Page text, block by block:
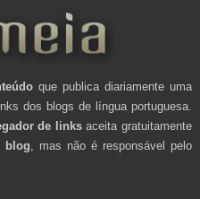
que publica diariamente uma
dos blogs de língua portuguesa.
de linksaceita gratuitamente
blog , mas não é responsável pelo